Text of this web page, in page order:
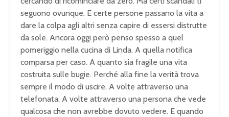
seguono ovunque. E certe persone passano la vita a
dare la colpa agli altri senza capire di essersi distrutte
da sole. Ancora oggi però penso spesso a quel
pomeriggio nella cucina di Linda. A quella notifica
comparsa per caso. A quanto sia fragile una vita
costruita sulle bugie. Perché alla fine la verità trova
sempre il modo di uscire. A volte attraverso una
telefonata. A volte attraverso una persona che vede
qualcosa che non avrebbe dovuto vedere. E quando